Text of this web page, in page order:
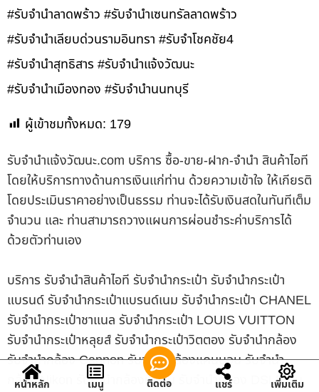
#รับจำนำลาดพร้าว #รับจำนำเซนทรัลลาดพร้าว
#รับจำนำเลียบด่วนรามอินทรา #รับจำโชคชัย4
#รับจำนำสุทธิสาร #รับจำนำแจ้งวัฒนะ
#รับจำนำเมืองทอง #รับจำนำนนทบุรี
ผู้เข้าชมทั้งหมด: 179
รับจํานําแจ้งวัฒนะ.com บริการ ซื้อ-ขาย-ฝาก-จำนำ สินค้าไอที
โดยให้บริการทางด้านการเงินแก่ท่าน ด้วยความเข้าใจ ให้เกียรติ
โดยประเมินราคาอย่างเป็นธรรม ท่านจะได้รับเงินสดในทันทีเต็ม
จำนวน และ ท่านสามารถวางแผนการผ่อนชำระค่าบริการได้
ด้วยตัวท่านเอง
บริการ รับจำนำสินค้าไอที รับจำนำกระเป๋า รับจำนำกระเป๋า
แบรนด์ รับจำนำกระเป๋าแบรนด์เนม รับจำนำกระเป๋า CHANEL
รับจำนำกระเป๋าชาแนล รับจำนำกระเป๋า LOUIS VUITTON
รับจำนำกระเป๋าหลุยส์ รับจำนำกระเป๋าวิตตอง รับจำนำกล้อง
รับจำนำกล้อง Cannon รับจำนำกล้องแคนนอน รับจำนำ
กล้อง Nikon รับจำนำกล้องนิคอน รับจำนำกล้อง DSLR รับ
หน้าหลัก เมนู ติดต่อ แชร์ เพิ่มเติม